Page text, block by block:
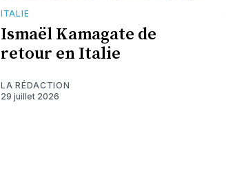
ITALIE
Ismaël Kamagate de
retour en Italie
LA RÉDACTION
29 juillet 2026